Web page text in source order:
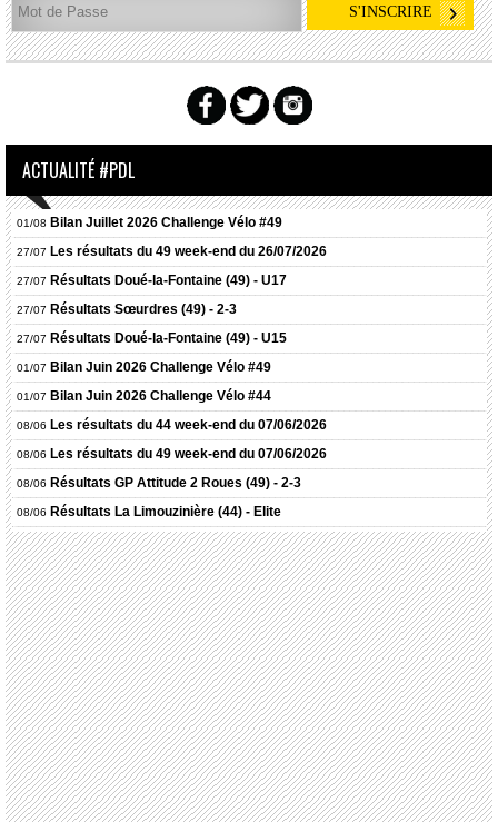
ACTUALITÉ #PDL
01/08 Bilan Juillet 2026 Challenge Vélo #49
27/07 Les résultats du 49 week-end du 26/07/2026
27/07 Résultats Doué-la-Fontaine (49) - U17
27/07 Résultats Sœurdres (49) - 2-3
27/07 Résultats Doué-la-Fontaine (49) - U15
01/07 Bilan Juin 2026 Challenge Vélo #49
01/07 Bilan Juin 2026 Challenge Vélo #44
08/06 Les résultats du 44 week-end du 07/06/2026
08/06 Les résultats du 49 week-end du 07/06/2026
08/06 Résultats GP Attitude 2 Roues (49) - 2-3
08/06 Résultats La Limouzinière (44) - Elite
08/06 RésultatsChâteaubriant (44) - 1-2-3